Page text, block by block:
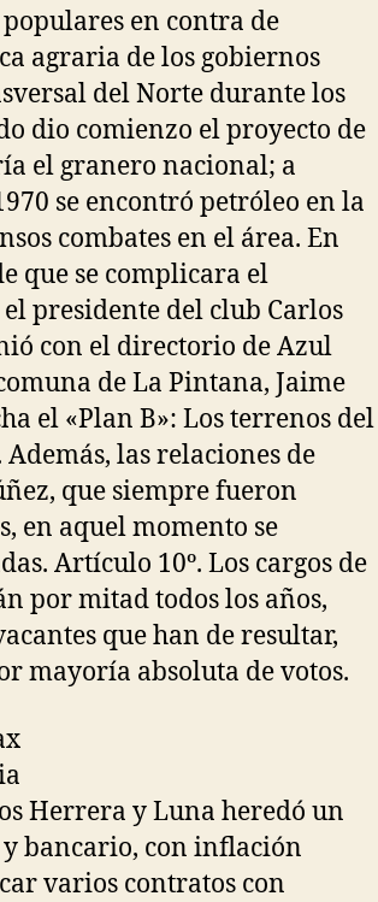
en contra de
agraria de los gobiernos
del Norte durante los
dio comienzo el proyecto de
el granero nacional; a
se encontró petróleo en la
combates en el área. En
que se complicara el
presidente del club Carlos
con el directorio de Azul
de La Pintana, Jaime
el «Plan B»: Los terrenos del
las relaciones de
que siempre fueron
en aquel momento se
Artículo 10º. Los cargos de
por mitad todos los años,
que han de resultar,
mayoría absoluta de votos.
Herrera y Luna heredó un
bancario, con inflación
varios contratos con